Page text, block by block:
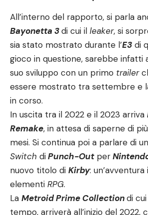
All’interno del rapporto, si parla
Bayonetta 3di cui il leaker, si
sia stato mostrato durante l’E3 di
gioco in questione, sarebbe infatti
suo sviluppo con un primo trailer
essere mostrato tra settembre e
in corso.
In uscita tra il 2022 e il 2023 arriva
Remake, in attesa di saperne di
mesi. Si continua poi a parlare di un
Switch diPunch-Outper
nuovo titolo di Kirby: un’avventura
elementi RPG.
La Metroid Prime Collectiondi
tempo, arriverà all’inizio del 2022,